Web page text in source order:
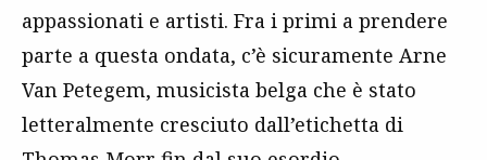
appassionati e artisti. Fra i primi a prendere
parte a questa ondata, c’è sicuramente Arne
Van Petegem, musicista belga che è stato
letteralmente cresciuto dall’etichetta di